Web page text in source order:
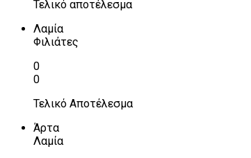
Τελικό αποτέλεσμα
Λαμία
Φιλιάτες
0
0
Τελικό Αποτέλεσμα
Άρτα
Λαμία